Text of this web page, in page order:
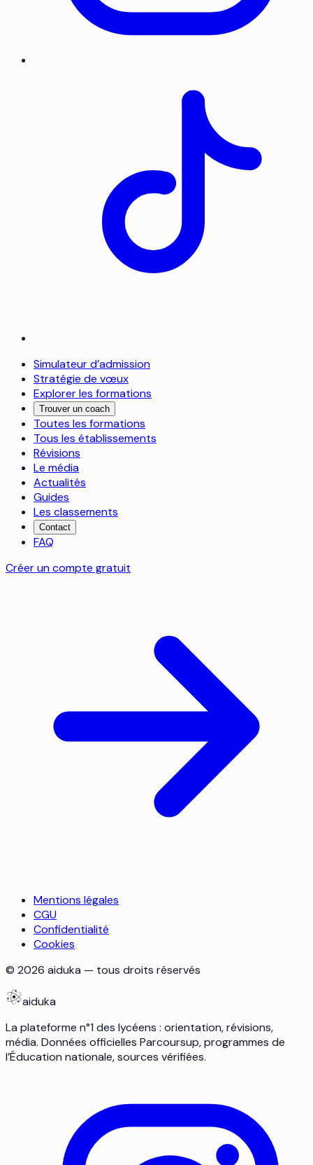
Simulateur d’admission
Stratégie de vœux
Explorer les formations
Trouver un coach
Toutes les formations
Tous les établissements
Révisions
Le média
Actualités
Guides
Les classements
Contact
FAQ
Créer un compte gratuit
Mentions légales
CGU
Confidentialité
Cookies
© 2026 aiduka — tous droits réservés
aiduka
La plateforme n°1 des lycéens : orientation, révisions,
média. Données officielles Parcoursup, programmes de
l’Éducation nationale, sources vérifiées.